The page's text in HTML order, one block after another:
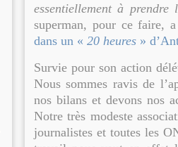
essentiellement à
superman, pour ce faire,
dans un « 20 heures »
Survie pour son action
Nous sommes ravis de
nos bilans et devons nos
Notre très modeste
journalistes et toutes les